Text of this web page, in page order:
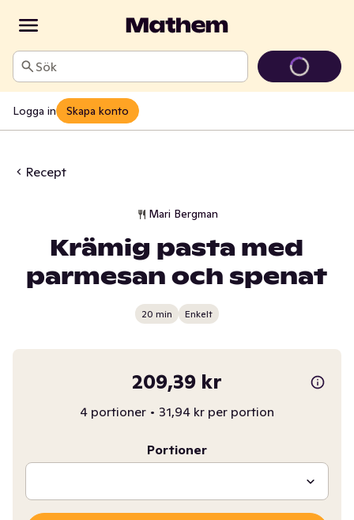
Sök
Logga in Skapa konto
Recept
Mari Bergman
Krämig pasta med
parmesan och spenat
20 min Enkelt
209,39 kr
4 portioner • 31,94 kr per portion
Portioner